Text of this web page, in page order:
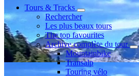
Tours & Tracks
Rechercher
Les plus beaux tours
The top favourites
Archive complète du tour
Mountainbike
Transalp
Touring vélo